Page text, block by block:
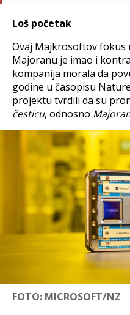
Loš početak
Ovaj Majkrosoftov fokus
Majoranu je imao i
kompanija morala da
godine u časopisu
projektu tvrdili da su
česticu, odnosno
FOTO: MICROSOFT/NZ